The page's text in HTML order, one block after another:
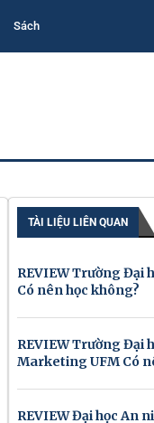
Sách
TÀI LIỆU LIÊN QUAN
REVIEW Trường Đại
Có nên học không?
REVIEW Trường Đại
Marketing UFM Có
REVIEW Đại học An